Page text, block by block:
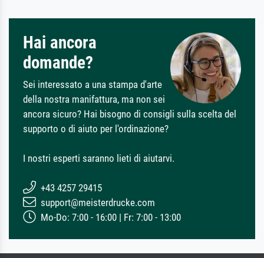
Hai ancora
domande?
Sei interessato a una stampa d'arte
della nostra manifattura, ma non sei
ancora sicuro? Hai bisogno di consigli sulla scelta del
supporto o di aiuto per l'ordinazione?
I nostri esperti saranno lieti di aiutarvi.
+43 4257 29415
support@meisterdrucke.com
Mo-Do: 7:00 - 16:00 | Fr: 7:00 - 13:00